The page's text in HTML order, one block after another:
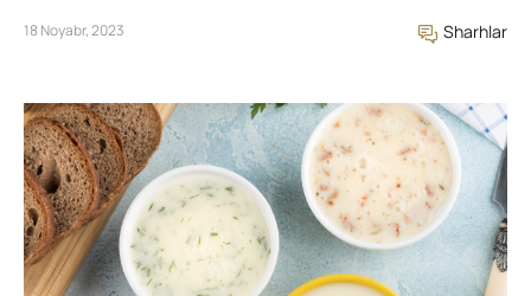
18 Noyabr, 2023 Sharhlar